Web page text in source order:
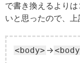
で書き換えるより
いと思ったので、上
<body> →